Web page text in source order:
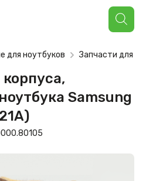
Поиск
товаров
для ноутбуков Запчасти для
Samsung